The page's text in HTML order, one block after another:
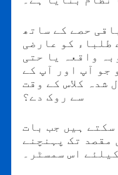
حصے کے ساتھ
طلباء کو عارضی
واقعہ یا حتی
جو آپ اور آپ کے
شدہ کلاس کے وقت
سے روک دے؟
ہیں جب بات
مقصد تک پہنچنے
کیلئے اس سمسٹر۔